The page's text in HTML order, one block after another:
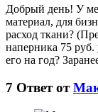
Добрый день! У
материал, для
расход ткани?
наперника 75 руб.
его на год?
7 Ответ от